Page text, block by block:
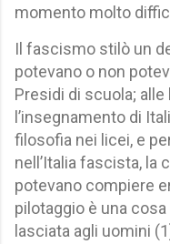
momento molto
Il fascismo stilò un
potevano o non
Presidi di scuola;
l’insegnamento di
filosofia nei licei, e
nell’Italia fascista, la
potevano compiere
pilotaggio è una
lasciata agli uomini